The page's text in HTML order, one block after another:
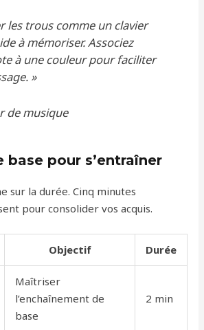
les trous comme un clavier
à mémoriser. Associez
à une couleur pour faciliter
»
de musique
base pour s’entraîner
sur la durée. Cinq minutes
pour consolider vos acquis.
Objectif Durée
Maîtriser
l’enchaînement de
base
2 min